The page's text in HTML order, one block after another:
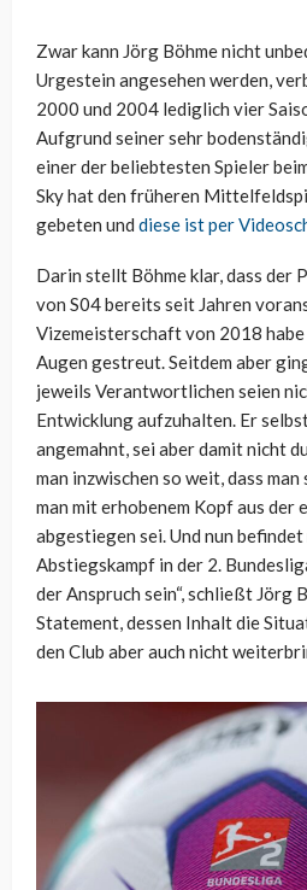
Zwar kann Jörg Böhme nicht
Urgestein angesehen werden,
2000 und 2004 lediglich vier
Aufgrund seiner sehr
einer der beliebtesten Spieler
Sky hat den früheren
gebeten und diese ist per
Darin stellt Böhme klar, dass der
von S04 bereits seit Jahren
Vizemeisterschaft von 2018 habe
Augen gestreut. Seitdem aber
jeweils Verantwortlichen seien
Entwicklung aufzuhalten. Er
angemahnt, sei aber damit nicht
man inzwischen so weit, dass
man mit erhobenem Kopf aus der
abgestiegen sei. Und nun befindet
Abstiegskampf in der 2.
der Anspruch sein“, schließt Jörg
Statement, dessen Inhalt die
den Club aber auch nicht